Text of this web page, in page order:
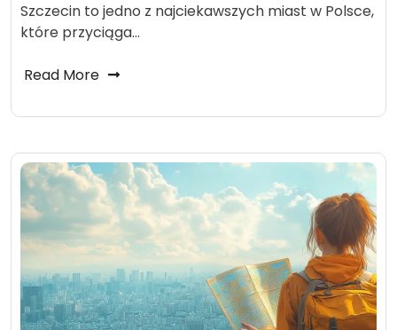
Szczecin to jedno z najciekawszych miast w Polsce,
które przyciąga…
Read More